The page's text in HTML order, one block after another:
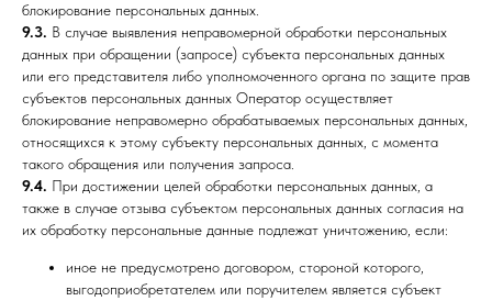
блокирование персональных данных.
9.3. В случае выявления неправомерной обработки персональных
данных при обращении (запросе) субъекта персональных данных
или его представителя либо уполномоченного органа по защите прав
субъектов персональных данных Оператор осуществляет
блокирование неправомерно обрабатываемых персональных данных,
относящихся к этому субъекту персональных данных, с момента
такого обращения или получения запроса.
9.4. При достижении целей обработки персональных данных, а
также в случае отзыва субъектом персональных данных согласия на
их обработку персональные данные подлежат уничтожению, если:
иное не предусмотрено договором, стороной которого,
выгодоприобретателем или поручителем является субъект